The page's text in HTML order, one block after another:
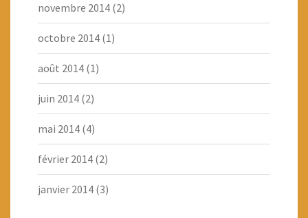
novembre 2014 (2)
octobre 2014 (1)
août 2014 (1)
juin 2014 (2)
mai 2014 (4)
février 2014 (2)
janvier 2014 (3)